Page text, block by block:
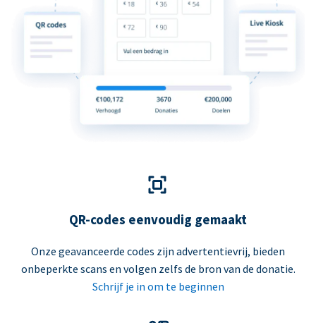
QR-codes eenvoudig gemaakt
Onze geavanceerde codes zijn advertentievrij, bieden
onbeperkte scans en volgen zelfs de bron van de donatie.
Schrijf je in om te beginnen